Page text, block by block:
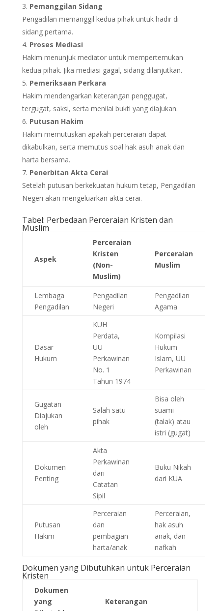
Pemanggilan Sidang
Pengadilan memanggil kedua pihak untuk hadir di
sidang pertama.
Proses Mediasi
Hakim menunjuk mediator untuk mempertemukan
kedua pihak. Jika mediasi gagal, sidang dilanjutkan.
Pemeriksaan Perkara
Hakim mendengarkan keterangan penggugat,
tergugat, saksi, serta menilai bukti yang diajukan.
Putusan Hakim
Hakim memutuskan apakah perceraian dapat
dikabulkan, serta memutus soal hak asuh anak dan
harta bersama.
Penerbitan Akta Cerai
Setelah putusan berkekuatan hukum tetap, Pengadilan
Negeri akan mengeluarkan akta cerai.
Tabel: Perbedaan Perceraian Kristen dan
Muslim
Aspek
Perceraian
Kristen
(Non-
Muslim)
Perceraian
Muslim
Lembaga
Pengadilan
Pengadilan
Negeri
Pengadilan
Agama
Dasar
Hukum
KUH
Perdata,
UU
Perkawinan
No. 1
Tahun 1974
Kompilasi
Hukum
Islam, UU
Perkawinan
Gugatan
Diajukan
oleh
Salah satu
pihak
Bisa oleh
suami
(talak) atau
istri (gugat)
Dokumen
Penting
Akta
Perkawinan
dari
Catatan
Sipil
Buku Nikah
dari KUA
Putusan
Hakim
Perceraian
dan
pembagian
harta/anak
Perceraian,
hak asuh
anak, dan
nafkah
Dokumen yang Dibutuhkan untuk Perceraian
Kristen
Dokumen
yang
Keterangan